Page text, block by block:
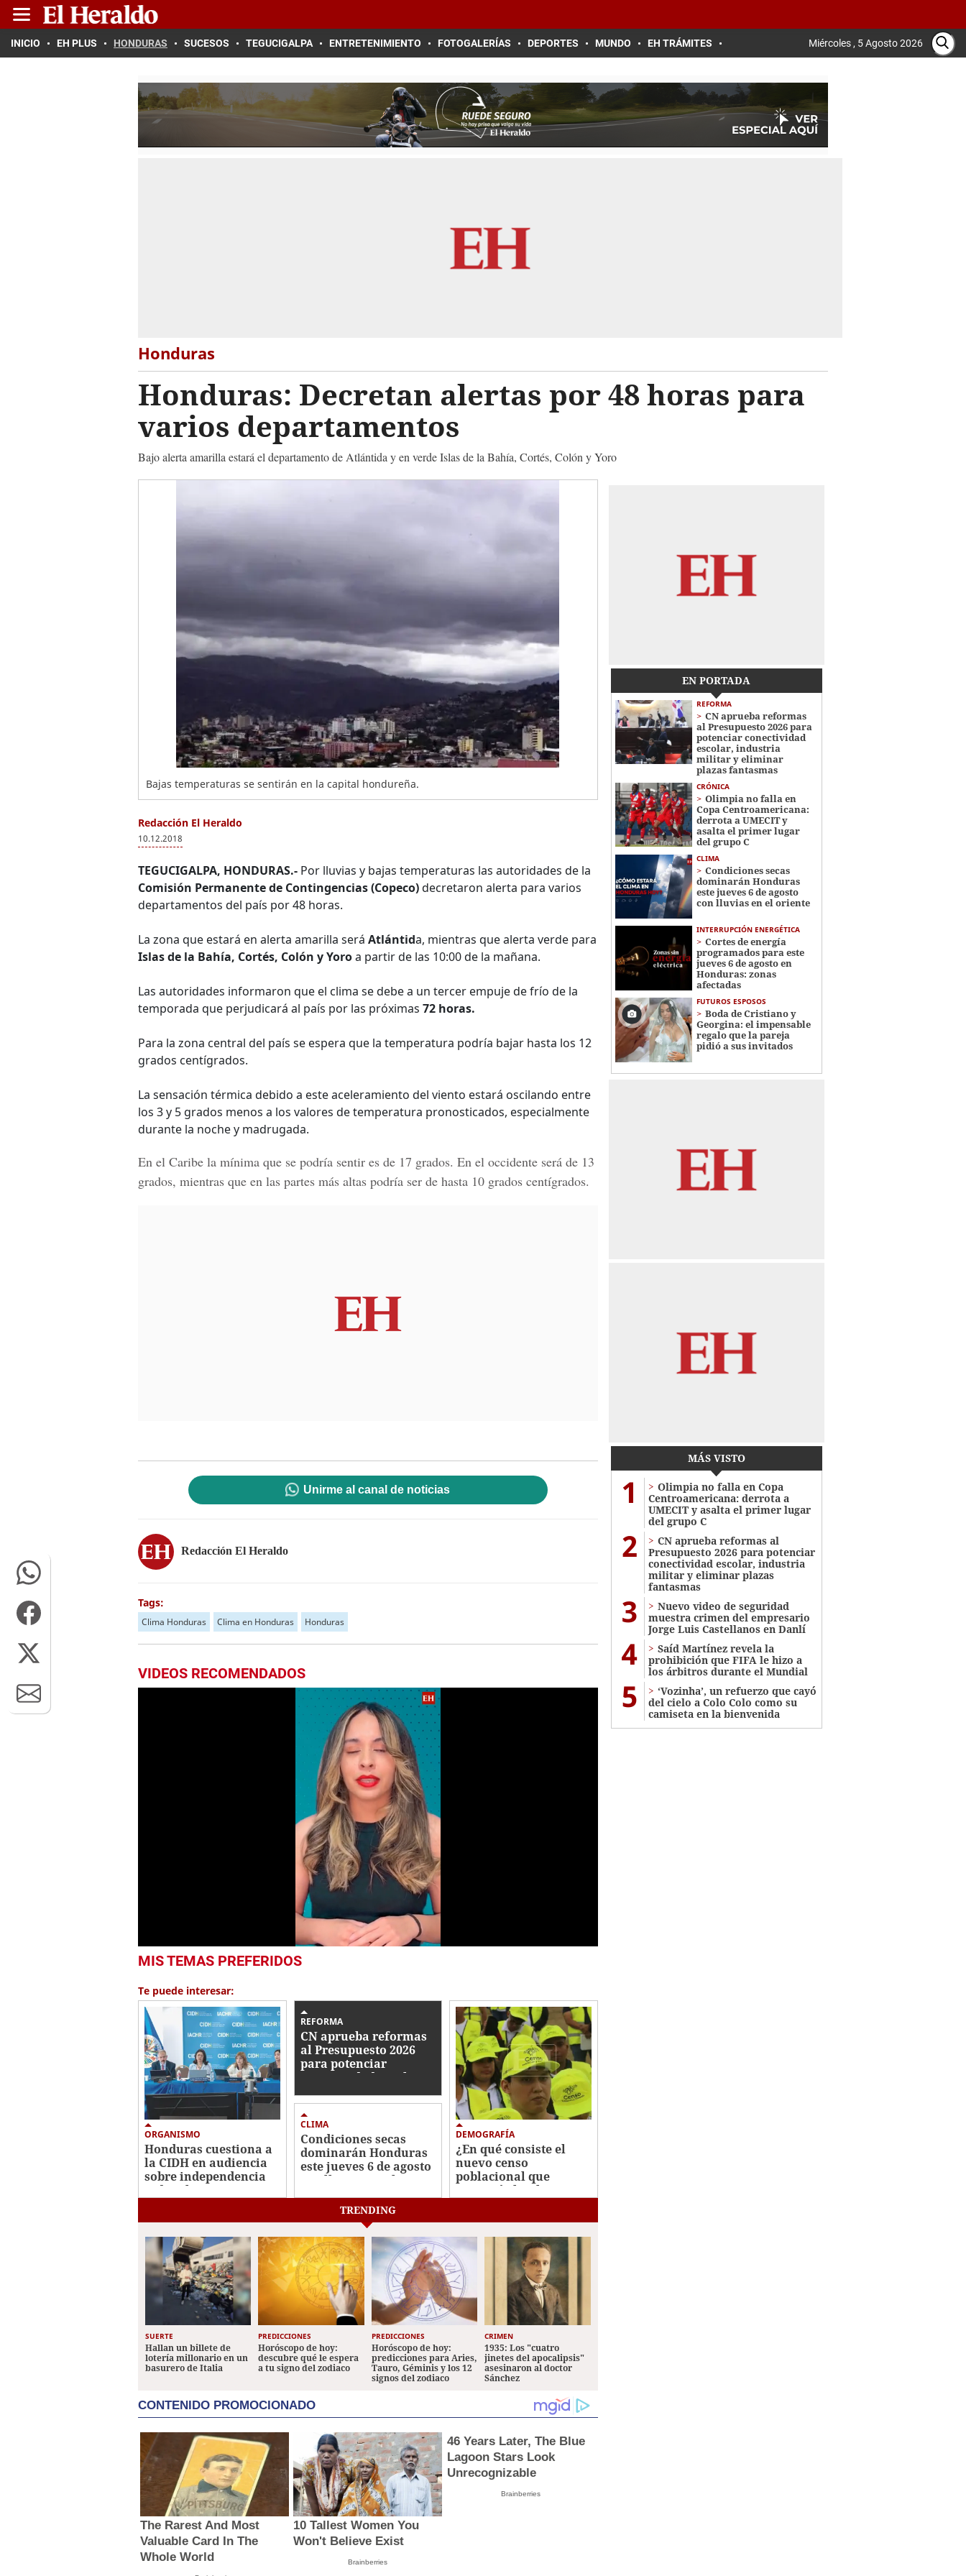
INICIO EH PLUS HONDURAS SUCESOS TEGUCIGALPA ENTRETENIMIENTO FOTOGALERÍAS DEPORTES MUNDO EH TRÁMITES Miércoles , 5 Agosto 2026
Honduras
Honduras: Decretan alertas por 48 horas para
varios departamentos
Bajo alerta amarilla estará el departamento de Atlántida y en verde Islas de la Bahía, Cortés, Colón y Yoro
Bajas temperaturas se sentirán en la capital hondureña.
Redacción El Heraldo
10.12.2018
TEGUCIGALPA, HONDURAS.- Por lluvias y bajas temperaturas las autoridades de la
Comisión Permanente de Contingencias (Copeco)decretaron alerta para varios
departamentos del país por 48 horas.
La zona que estará en alerta amarilla será Atlántida, mientras que alerta verde para
Islas de la Bahía, Cortés, Colón y Yoroa partir de las 10:00 de la mañana.
Las autoridades informaron que el clima se debe a un tercer empuje de frío de la
temporada que perjudicará al país por las próximas 72 horas.
Para la zona central del país se espera que la temperatura podría bajar hasta los 12
grados centígrados.
La sensación térmica debido a este aceleramiento del viento estará oscilando entre
los 3 y 5 grados menos a los valores de temperatura pronosticados, especialmente
durante la noche y madrugada.
En el Caribe la mínima que se podría sentir es de 17 grados. En el occidente será de 13
grados, mientras que en las partes más altas podría ser de hasta 10 grados centígrados.
Unirme al canal de noticias
Redacción El Heraldo
Tags:
Clima Honduras Clima en Honduras Honduras
VIDEOS RECOMENDADOS
seconds
43
secondsVolume
0%
MIS TEMAS PREFERIDOS
Te puede interesar:
ORGANISMO
Honduras cuestiona a
la CIDH en audiencia
sobre independencia
judicial
REFORMA
CN aprueba reformas
al Presupuesto 2026
para potenciar
conectividad escolar,
eliminar plazas
fantasmas
CLIMA
Condiciones secas
dominarán Honduras
este jueves 6 de agosto
con lluvias en el
oriente
DEMOGRAFÍA
¿En qué consiste el
nuevo censo
poblacional que
anunció el Gobierno
EN PORTADA
REFORMA
CN aprueba reformas
al Presupuesto 2026 para
potenciar conectividad
escolar, industria
militar y eliminar
plazas fantasmas
CRÓNICA
Olimpia no falla en
Copa Centroamericana:
derrota a UMECIT y
asalta el primer lugar
del grupo C
CLIMA
Condiciones secas
dominarán Honduras
este jueves 6 de agosto
con lluvias en el oriente
INTERRUPCIÓN ENERGÉTICA
Cortes de energía
programados para este
jueves 6 de agosto en
Honduras: zonas
afectadas
FUTUROS ESPOSOS
Boda de Cristiano y
Georgina: el impensable
regalo que la pareja
pidió a sus invitados
MÁS VISTO
1
Olimpia no falla en Copa
Centroamericana: derrota a
UMECIT y asalta el primer lugar
del grupo C
2
CN aprueba reformas al
Presupuesto 2026 para potenciar
conectividad escolar, industria
militar y eliminar plazas
fantasmas
3
Nuevo video de seguridad
muestra crimen del empresario
Jorge Luis Castellanos en Danlí
4
Saíd Martínez revela la
prohibición que FIFA le hizo a
los árbitros durante el Mundial
5
‘Vozinha’, un refuerzo que cayó
del cielo a Colo Colo como su
camiseta en la bienvenida
TRENDING
SUERTE
Hallan un billete de
lotería millonario en un
basurero de Italia
PREDICCIONES
Horóscopo de hoy:
descubre qué le espera
a tu signo del zodiaco
PREDICCIONES
Horóscopo de hoy:
predicciones para Aries,
Tauro, Géminis y los 12
signos del zodiaco
CRIMEN
1935: Los "cuatro
jinetes del apocalipsis"
asesinaron al doctor
Sánchez
CONTENIDO PROMOCIONADO
The Rarest And Most
Valuable Card In The
Whole World
10 Tallest Women You
Won't Believe Exist
Brainberries
46 Years Later, The Blue
Lagoon Stars Look
Unrecognizable
Brainberries